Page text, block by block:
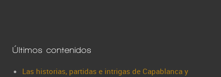
Últimos contenidos
Las historias, partidas e intrigas de Capablanca y